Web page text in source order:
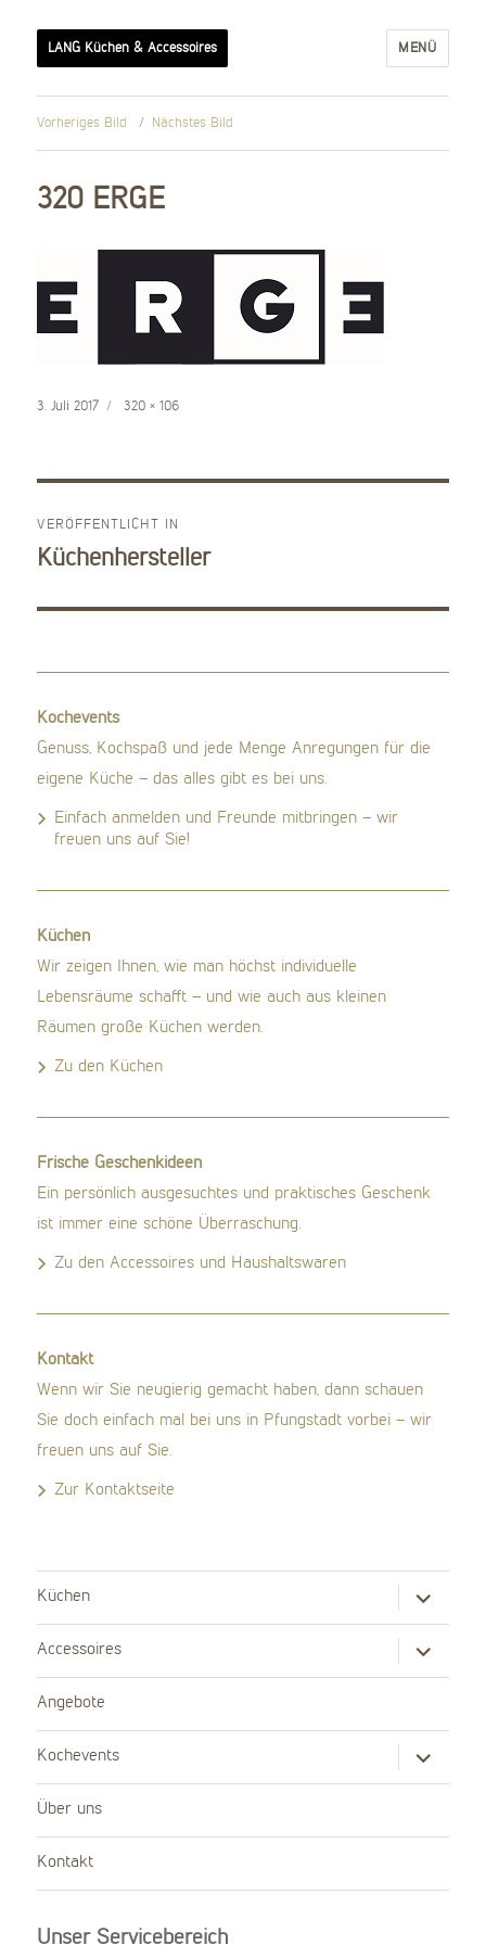
LANG Küchen & Accessoires MENÜ
Vorheriges Bild Nächstes Bild
320 ERGE
Veröffentlicht
3. Juli 2017
Volle
320 × 106
Beitragsnavigation
VERÖFFENTLICHT IN
Küchenhersteller
Kochevents
Genuss, Kochspaß und jede Menge Anregungen für die
eigene Küche – das alles gibt es bei uns.
Einfach anmelden und Freunde mitbringen – wir
freuen uns auf Sie!
Küchen
Wir zeigen Ihnen, wie man höchst individuelle
Lebensräume schafft – und wie auch aus kleinen
Räumen große Küchen werden.
Zu den Küchen
Frische Geschenkideen
Ein persönlich ausgesuchtes und praktisches Geschenk
ist immer eine schöne Überraschung.
Zu den Accessoires und Haushaltswaren
Kontakt
Wenn wir Sie neugierig gemacht haben, dann schauen
Sie doch einfach mal bei uns in Pfungstadt vorbei – wir
freuen uns auf Sie.
Zur Kontaktseite
Küchen
Untermenü
anzeigen
Accessoires
Untermenü
anzeigen
Angebote
Kochevents
Untermenü
anzeigen
Über uns
Kontakt
Unser Servicebereich